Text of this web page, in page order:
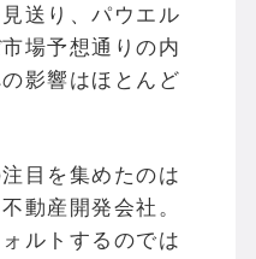
送り、パウエル
場予想通りの内
影響はほとんど
目を集めたのは
動産開発会社。
ルトするのでは